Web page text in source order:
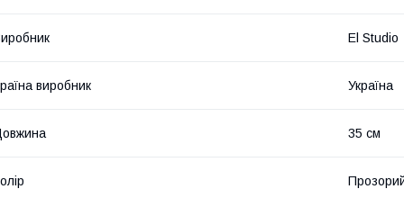
El Studio
виробник Україна
35 см